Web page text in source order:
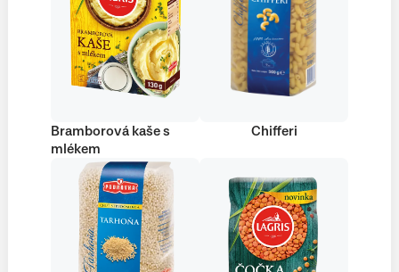
Bramborová kaše s
mlékem
Chifferi